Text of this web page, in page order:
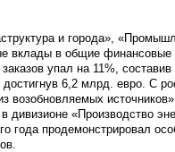
и города»,
вклады в общие финансовые
упал на 11%,
6,2 млрд. евро. С
возобновляемых
дивизионе «Производство
года продемонстрировал